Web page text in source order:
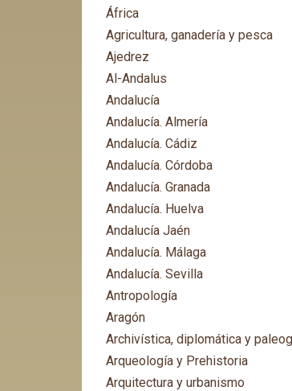
África
Agricultura, ganadería y pesca
Ajedrez
Al-Andalus
Andalucía
Andalucía. Almería
Andalucía. Cádiz
Andalucía. Córdoba
Andalucía. Granada
Andalucía. Huelva
Andalucía Jaén
Andalucía. Málaga
Andalucía. Sevilla
Antropología
Aragón
Archivística, diplomática y
Arqueología y Prehistoria
Arquitectura y urbanismo